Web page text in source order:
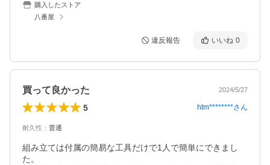
購入したストア
八番屋
違反報告 いいね 0
買って良かった 2024/5/27
5 htm********さん
耐久性 ： 普通
組み立ては付属の簡易な工具だけで1人で簡単にできまし
た。